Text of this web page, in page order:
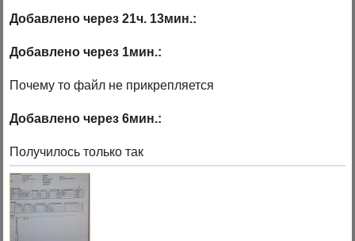
Добавлено через 21ч. 13мин.:
Добавлено через 1мин.:
Почему то файл не прикрепляется
Добавлено через 6мин.:
Получилось только так